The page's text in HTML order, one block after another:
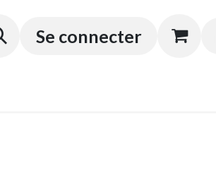
générales
Se connecter